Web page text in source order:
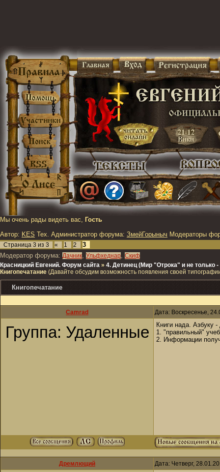
Мы очень рады видеть вас, Гость
Автор: KES Тех. Администратор форума: ЗмейГорыныч Модераторы
Страница 3 из 3 « 1 2
3
Модератор форума: Дачник, Ульфхеднар, Скиф
Красницкий Евгений. Форум сайта » 4. Детинец (Мир "Отрока" и не только
Книгопечатание (Давайте обсудим возможность появления своей
Книгопечатание
Camrad Дата: Воскресенье,
Группа: Удаленные
Книги нада. Азбуку
1. "правильный"
2. Информации
Дремлющий Дата: Четверг,